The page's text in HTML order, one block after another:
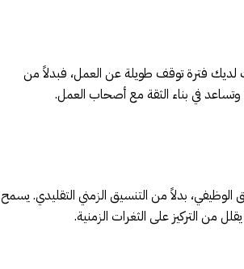
لديك فترة توقف طويلة عن العمل، فبدلاً من
في بناء الثقة مع أصحاب العمل.
بدلاً من التنسيق الزمني التقليدي. يسمح
من التركيز على الثغرات الزمنية.